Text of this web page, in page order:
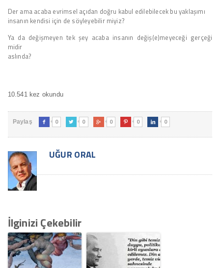
Der ama acaba evrimsel açıdan doğru kabul edilebilecek bu yaklaşımı
insanın kendisi için de söyleyebilir miyiz?
Ya da değişmeyen tek şey acaba insanın değiş(e)meyeceği gerçeği
midir
aslında?
10.541 kez okundu
Paylaş  0  0  0  0  0
UĞUR ORAL
İlginizi Çekebilir